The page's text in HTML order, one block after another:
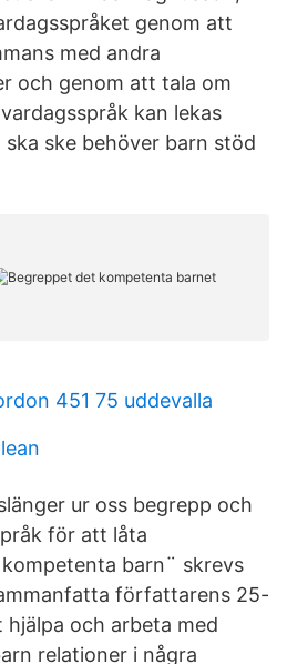
genom att
med andra
och genom att tala om
kan lekas
ske behöver barn stöd
451 75 uddevalla
ur oss begrepp och
för att låta
barn¨ skrevs
författarens 25-
och arbeta med
relationer i några